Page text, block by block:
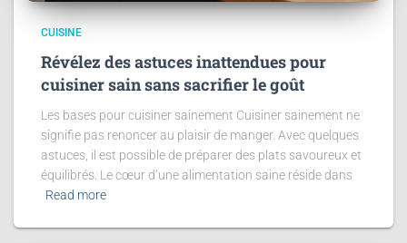
CUISINE
Révélez des astuces inattendues pour
cuisiner sain sans sacrifier le goût
Les bases pour cuisiner sainement Cuisiner sainement ne
signifie pas renoncer au plaisir de manger. Avec quelques
astuces, il est possible de préparer des plats savoureux et
équilibrés. Le cœur d’une alimentation saine réside dans
Read more